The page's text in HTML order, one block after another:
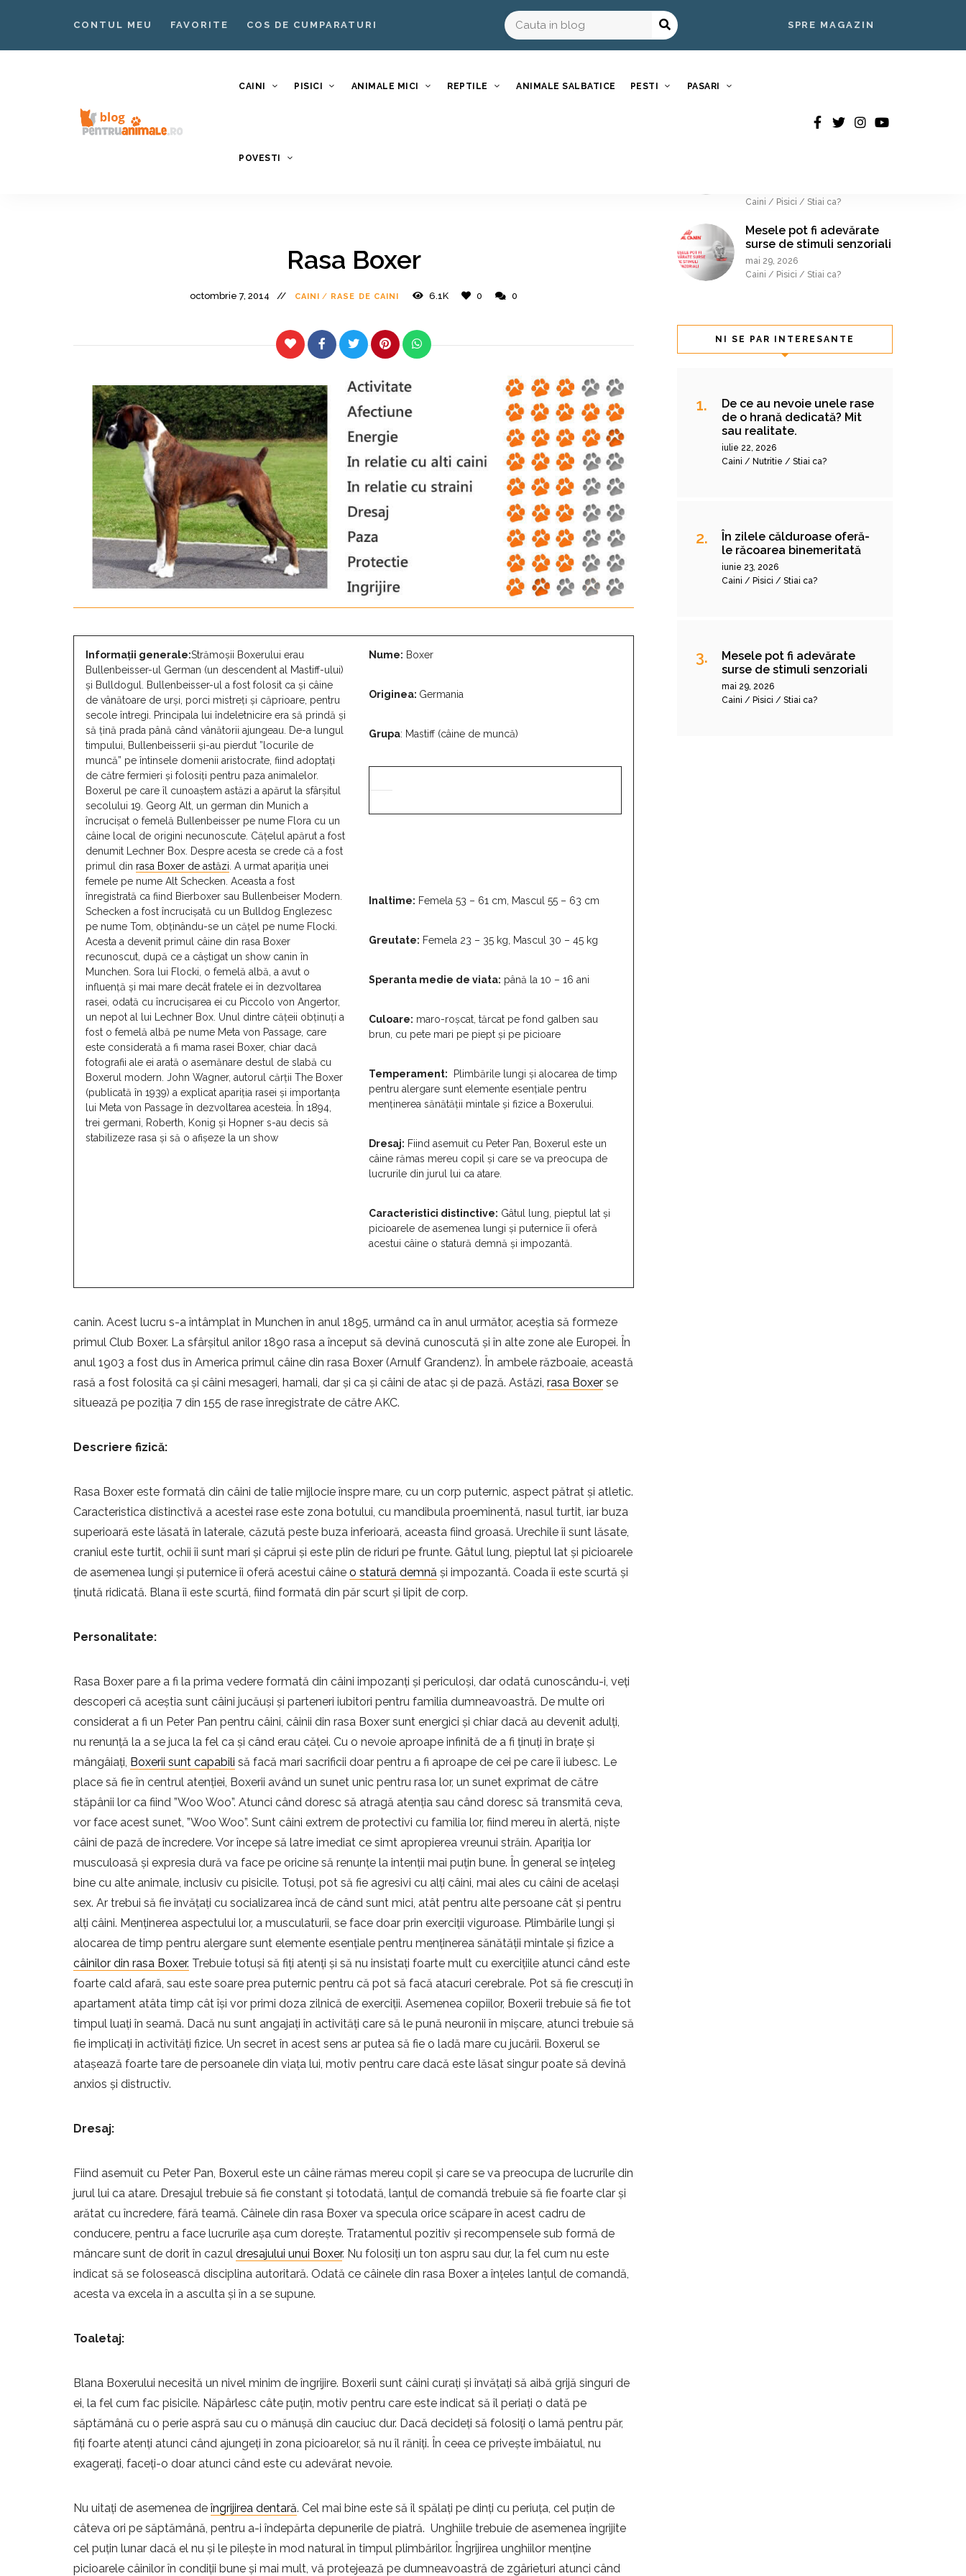
CONTUL MEU FAVORITE COS DE CUMPARATURI SPRE MAGAZIN
CAINI PISICI ANIMALE MICI REPTILE ANIMALE SALBATICE PESTI PASARI
POVESTI
Rasa Boxer
octombrie 7, 2014 CAINI / RASE DE CAINI 6.1K 0 0
Informaţii generale:Strămoșii Boxerului erau
Bullenbeisser-ul German (un descendent al Mastiff-ului)
și Bulldogul. Bullenbeisser-ul a fost folosit ca și câine
de vânătoare de urși, porci mistreți și căprioare, pentru
secole întregi. Principala lui îndeletnicire era să prindă și
să țină prada până când vânătorii ajungeau. De-a lungul
timpului, Bullenbeisserii și-au pierdut ”locurile de
muncă” pe întinsele domenii aristocrate, fiind adoptați
de către fermieri și folosiți pentru paza animalelor.
Boxerul pe care îl cunoaștem astăzi a apărut la sfârșitul
secolului 19. Georg Alt, un german din Munich a
încrucișat o femelă Bullenbeisser pe nume Flora cu un
câine local de origini necunoscute. Cățelul apărut a fost
denumit Lechner Box. Despre acesta se crede că a fost
primul din rasa Boxer de astăzi. A urmat apariția unei
femele pe nume Alt Schecken. Aceasta a fost
înregistrată ca fiind Bierboxer sau Bullenbeiser Modern.
Schecken a fost încrucișată cu un Bulldog Englezesc
pe nume Tom, obținându-se un cățel pe nume Flocki.
Acesta a devenit primul câine din rasa Boxer
recunoscut, după ce a câștigat un show canin în
Munchen. Sora lui Flocki, o femelă albă, a avut o
influență și mai mare decât fratele ei în dezvoltarea
rasei, odată cu încrucișarea ei cu Piccolo von Angertor,
un nepot al lui Lechner Box. Unul dintre cățeii obținuți a
fost o femelă albă pe nume Meta von Passage, care
este considerată a fi mama rasei Boxer, chiar dacă
fotografii ale ei arată o asemănare destul de slabă cu
Boxerul modern. John Wagner, autorul cărții The Boxer
(publicată în 1939) a explicat apariția rasei și importanța
lui Meta von Passage în dezvoltarea acesteia. În 1894,
trei germani, Roberth, Konig și Hopner s-au decis să
stabilizeze rasa și să o afișeze la un show
Nume: Boxer
Originea: Germania
Grupa: Mastiff (câine de muncă)
Inaltime: Femela 53 – 61 cm, Mascul 55 – 63 cm
Greutate: Femela 23 – 35 kg, Mascul 30 – 45 kg
Speranta medie de viata: până la 10 – 16 ani
Culoare: maro-roșcat, tărcat pe fond galben sau
brun, cu pete mari pe piept și pe picioare
Temperament: Plimbările lungi și alocarea de timp
pentru alergare sunt elemente esențiale pentru
menținerea sănătății mintale și fizice a Boxerului.
Dresaj: Fiind asemuit cu Peter Pan, Boxerul este un
câine rămas mereu copil și care se va preocupa de
lucrurile din jurul lui ca atare.
Caracteristici distinctive: Gâtul lung, pieptul lat și
picioarele de asemenea lungi și puternice îi oferă
acestui câine o statură demnă și impozantă.
canin. Acest lucru s-a întâmplat în Munchen în anul 1895, urmând ca în anul următor, aceștia să formeze
primul Club Boxer. La sfârșitul anilor 1890 rasa a început să devină cunoscută și în alte zone ale Europei. În
anul 1903 a fost dus în America primul câine din rasa Boxer (Arnulf Grandenz). În ambele războaie, această
rasă a fost folosită ca și câini mesageri, hamali, dar și ca și câini de atac și de pază. Astăzi, rasa Boxer se
situează pe poziția 7 din 155 de rase înregistrate de către AKC.
Descriere fizică:
Rasa Boxer este formată din câini de talie mijlocie înspre mare, cu un corp puternic, aspect pătrat și atletic.
Caracteristica distinctivă a acestei rase este zona botului, cu mandibula proeminentă, nasul turtit, iar buza
superioară este lăsată în laterale, căzută peste buza inferioară, aceasta fiind groasă. Urechile îi sunt lăsate,
craniul este turtit, ochii îi sunt mari și căprui și este plin de riduri pe frunte. Gâtul lung, pieptul lat și picioarele
de asemenea lungi și puternice îi oferă acestui câine o statură demnă și impozantă. Coada îi este scurtă și
ținută ridicată. Blana îi este scurtă, fiind formată din păr scurt și lipit de corp.
Personalitate:
Rasa Boxer pare a fi la prima vedere formată din câini impozanți și periculoși, dar odată cunoscându-i, veți
descoperi că aceștia sunt câini jucăuși și parteneri iubitori pentru familia dumneavoastră. De multe ori
considerat a fi un Peter Pan pentru câini, câinii din rasa Boxer sunt energici și chiar dacă au devenit adulți,
nu renunță la a se juca la fel ca și când erau căței. Cu o nevoie aproape infinită de a fi ținuți în brațe și
mângâiați, Boxerii sunt capabili să facă mari sacrificii doar pentru a fi aproape de cei pe care îi iubesc. Le
place să fie în centrul atenției, Boxerii având un sunet unic pentru rasa lor, un sunet exprimat de către
stăpânii lor ca fiind ”Woo Woo”. Atunci când doresc să atragă atenția sau când doresc să transmită ceva,
vor face acest sunet, ”Woo Woo”. Sunt câini extrem de protectivi cu familia lor, fiind mereu în alertă, niște
câini de pază de încredere. Vor începe să latre imediat ce simt apropierea vreunui străin. Apariția lor
musculoasă și expresia dură va face pe oricine să renunțe la intenții mai puțin bune. În general se înțeleg
bine cu alte animale, inclusiv cu pisicile. Totuși, pot să fie agresivi cu alți câini, mai ales cu câini de același
sex. Ar trebui să fie învățați cu socializarea încă de când sunt mici, atât pentru alte persoane cât și pentru
alți câini. Menținerea aspectului lor, a musculaturii, se face doar prin exerciții viguroase. Plimbările lungi și
alocarea de timp pentru alergare sunt elemente esențiale pentru menținerea sănătății mintale și fizice a
câinilor din rasa Boxer. Trebuie totuși să fiți atenți și să nu insistați foarte mult cu exercițiile atunci când este
foarte cald afară, sau este soare prea puternic pentru că pot să facă atacuri cerebrale. Pot să fie crescuți în
apartament atâta timp cât își vor primi doza zilnică de exerciții. Asemenea copiilor, Boxerii trebuie să fie tot
timpul luați în seamă. Dacă nu sunt angajați în activități care să le pună neuronii în mișcare, atunci trebuie să
fie implicați în activități fizice. Un secret în acest sens ar putea să fie o ladă mare cu jucării. Boxerul se
atașează foarte tare de persoanele din viața lui, motiv pentru care dacă este lăsat singur poate să devină
anxios și distructiv.
Dresaj:
Fiind asemuit cu Peter Pan, Boxerul este un câine rămas mereu copil și care se va preocupa de lucrurile din
jurul lui ca atare. Dresajul trebuie să fie constant și totodată, lanțul de comandă trebuie să fie foarte clar și
arătat cu încredere, fără teamă. Câinele din rasa Boxer va specula orice scăpare în acest cadru de
conducere, pentru a face lucrurile așa cum dorește. Tratamentul pozitiv și recompensele sub formă de
mâncare sunt de dorit în cazul dresajului unui Boxer. Nu folosiți un ton aspru sau dur, la fel cum nu este
indicat să se folosească disciplina autoritară. Odată ce câinele din rasa Boxer a înțeles lanțul de comandă,
acesta va excela în a asculta și în a se supune.
Toaletaj:
Blana Boxerului necesită un nivel minim de îngrijire. Boxerii sunt câini curați și învățați să aibă grijă singuri de
ei, la fel cum fac pisicile. Năpârlesc câte puțin, motiv pentru care este indicat să îl periați o dată pe
săptămână cu o perie aspră sau cu o mănușă din cauciuc dur. Dacă decideți să folosiți o lamă pentru păr,
fiți foarte atenți atunci când ajungeți în zona picioarelor, să nu îl răniți. În ceea ce privește îmbăiatul, nu
exagerați, faceți-o doar atunci când este cu adevărat nevoie.
Nu uitați de asemenea deîngrijirea dentară. Cel mai bine este să îl spălați pe dinți cu periuța, cel puțin de
câteva ori pe săptămână, pentru a-i îndepărta depunerile de piatră. Unghiile trebuie de asemenea îngrijite
cel puțin lunar dacă el nu și le pilește în mod natural în timpul plimbărilor. Îngrijirea unghiilor menține
picioarele câinilor în condiții bune și mai mult, vă protejează pe dumneavoastră de zgârieturi atunci când
CELE MAI NOI ARTICOLE
Caini / Nutritie / Stiai ca?
Caini / Pisici / Stiai ca?
Mesele pot fi adevărate
surse de stimuli senzoriali
mai 29, 2026
Caini / Pisici / Stiai ca?
NI SE PAR INTERESANTE
De ce au nevoie unele rase
de o hrană dedicată? Mit
sau realitate.
iulie 22, 2026
Caini / Nutritie / Stiai ca?
În zilele călduroase oferă-
le răcoarea binemeritată
iunie 23, 2026
Caini / Pisici / Stiai ca?
Mesele pot fi adevărate
surse de stimuli senzoriali
mai 29, 2026
Caini / Pisici / Stiai ca?